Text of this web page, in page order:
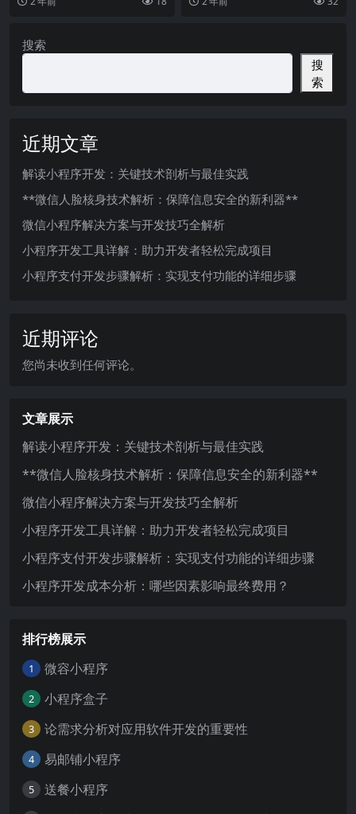
欢迎的应用形式。小程
别关注。这些因素对于
搜索
搜
索
近期文章
解读小程序开发：关键技术剖析与最佳实践
**微信人脸核身技术解析：保障信息安全的新利器**
微信小程序解决方案与开发技巧全解析
小程序开发工具详解：助力开发者轻松完成项目
小程序支付开发步骤解析：实现支付功能的详细步骤
近期评论
您尚未收到任何评论。
文章展示
解读小程序开发：关键技术剖析与最佳实践
**微信人脸核身技术解析：保障信息安全的新利器**
微信小程序解决方案与开发技巧全解析
小程序开发工具详解：助力开发者轻松完成项目
小程序支付开发步骤解析：实现支付功能的详细步骤
小程序开发成本分析：哪些因素影响最终费用？
排行榜展示
1 微容小程序
2 小程序盒子
3 论需求分析对应用软件开发的重要性
4 易邮铺小程序
5 送餐小程序